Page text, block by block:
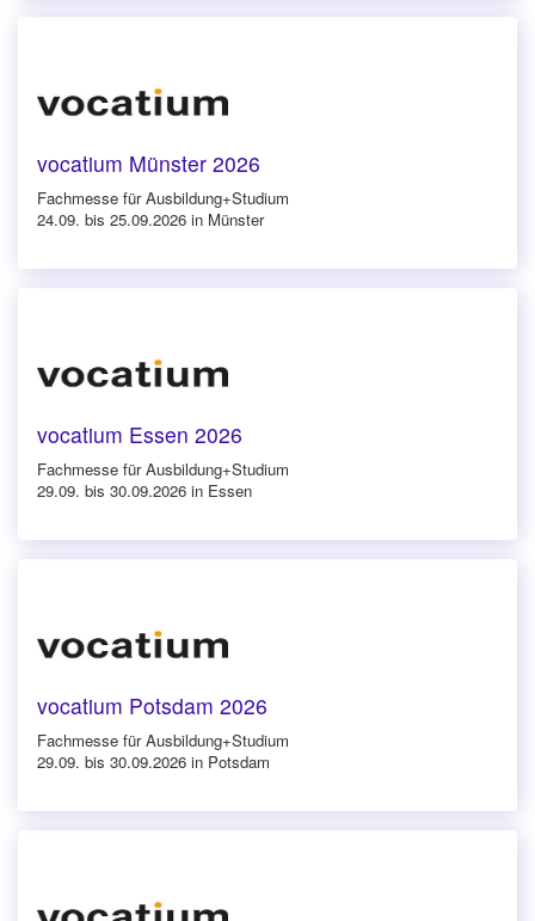
vocatium Münster 2026
Fachmesse für Ausbildung+Studium
24.09. bis 25.09.2026 in Münster
vocatium Essen 2026
Fachmesse für Ausbildung+Studium
29.09. bis 30.09.2026 in Essen
vocatium Potsdam 2026
Fachmesse für Ausbildung+Studium
29.09. bis 30.09.2026 in Potsdam